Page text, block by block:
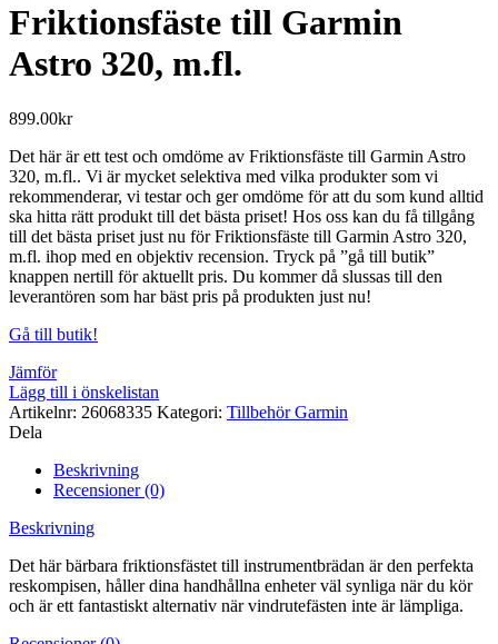
Friktionsfäste till Garmin
Astro 320, m.fl.
899.00kr
Det här är ett test och omdöme av Friktionsfäste till Garmin Astro
320, m.fl.. Vi är mycket selektiva med vilka produkter som vi
rekommenderar, vi testar och ger omdöme för att du som kund alltid
ska hitta rätt produkt till det bästa priset! Hos oss kan du få tillgång
till det bästa priset just nu för Friktionsfäste till Garmin Astro 320,
m.fl. ihop med en objektiv recension. Tryck på ”gå till butik”
knappen nertill för aktuellt pris. Du kommer då slussas till den
leverantören som har bäst pris på produkten just nu!
Gå till butik!
Jämför
Lägg till i önskelistan
Artikelnr: 26068335 Kategori: Tillbehör Garmin
Dela
Beskrivning
Recensioner (0)
Beskrivning
Det här bärbara friktionsfästet till instrumentbrädan är den perfekta
reskompisen, håller dina handhållna enheter väl synliga när du kör
och är ett fantastiskt alternativ när vindrutefästen inte är lämpliga.